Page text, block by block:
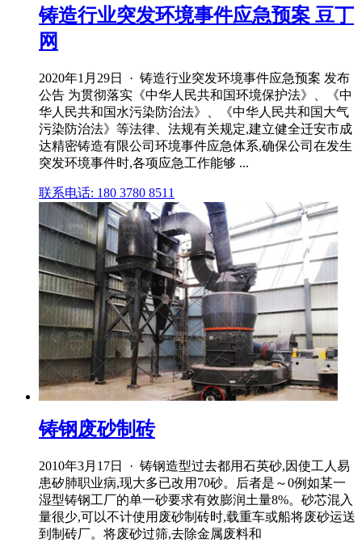
铸造行业突发环境事件应急预案 豆丁
网
2020年1月29日 · 铸造行业突发环境事件应急预案 发布
公告 为贯彻落实《中华人民共和国环境保护法》、《中
华人民共和国水污染防治法》、《中华人民共和国大气
污染防治法》等法律、法规有关规定,建立健全迁安市成
达精密铸造有限公司环境事件应急体系,确保公司在发生
突发环境事件时,各项应急工作能够 ...
联系电话: 180 3780 8511
铸钢废砂制砖
2010年3月17日 · 铸钢造型过去都用石英砂,因使工人易
患矽肺职业病,现大多已改用70砂。后者是～0例如某一
湿型铸钢工厂的单一砂要求有效膨润土量8%。砂芯混入
量很少,可以不计使用废砂制砖时,载重车或船将废砂运送
到制砖厂。将废砂过筛,去除金属废料和